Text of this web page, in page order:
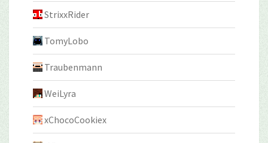
StrixxRider
TomyLobo
Traubenmann
WeiLyra
xChocoCookiex